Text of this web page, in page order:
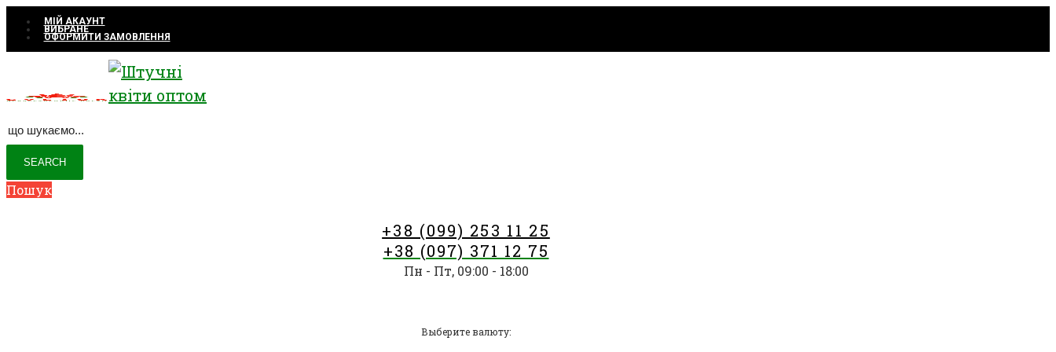
МІЙ АКАУНТ
ВИБРАНЕ
ОФОРМИТИ ЗАМОВЛЕННЯ
Пошук
+38 (099) 253 11 25
+38 (097) 371 12 75
Пн - Пт, 09:00 - 18:00
Выберите валюту: